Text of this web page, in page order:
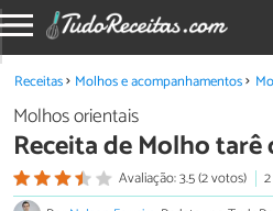
Receitas Molhos e acompanhamentos
Molhos orientais
Receita de Molho tarê
Avaliação: 3.5 (2 votos)